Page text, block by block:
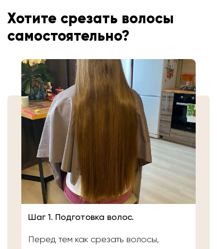
Хотите срезать волосы
самостоятельно?
Шаг 1. Подготовка волос.
Перед тем как срезать волосы,